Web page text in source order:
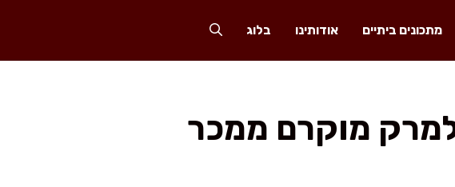
מתכונים ביתיים אודותינו בלוג
מוקרם ממכר